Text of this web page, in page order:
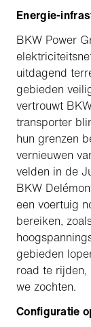
Energie-
BKW Power
uitdagend
gebieden
vertrouwt
transporter
hun grenzen
vernieuwen
velden in de
BKW
een voertuig
bereiken,
gebieden
road te
we zochten.
Configuratie